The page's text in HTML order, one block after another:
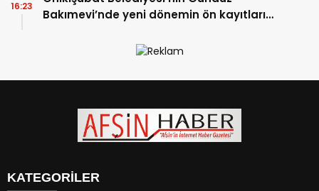
Bakımevi’nde yeni dönemin ön kayıtları
16:23
KATEGORİLER